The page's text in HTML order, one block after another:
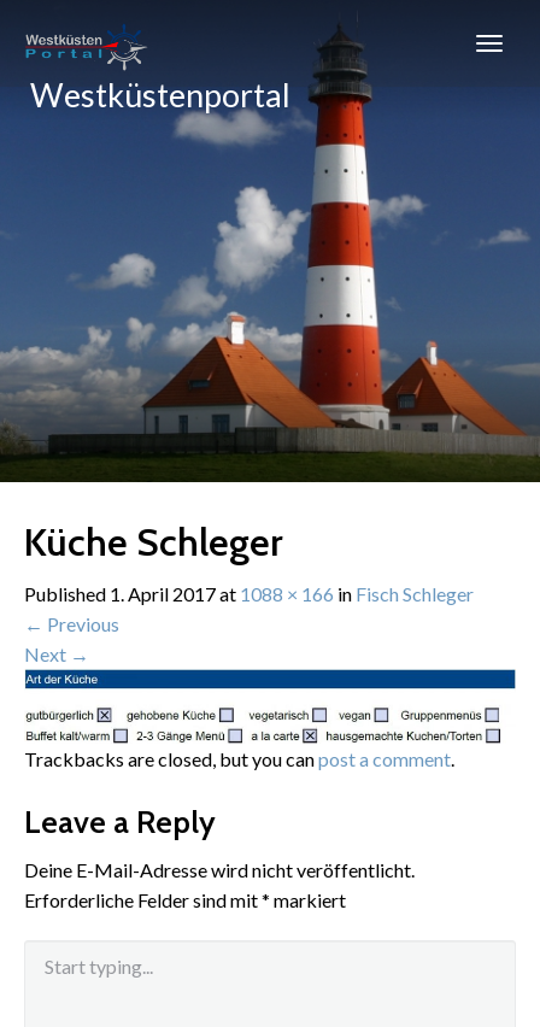
Westküstenportal
Küche Schleger
Published 1. April 2017at 1088 × 166 in Fisch Schleger
← Previous
Next →
Trackbacks are closed, but you canpost a comment.
Leave a Reply
Deine E-Mail-Adresse wird nicht veröffentlicht.
Erforderliche Felder sind mit* markiert